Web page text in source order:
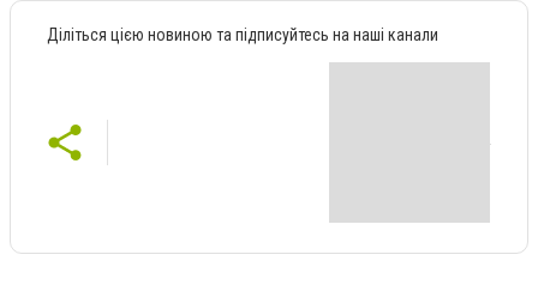
Діліться цією новиною та підписуйтесь на наші канали